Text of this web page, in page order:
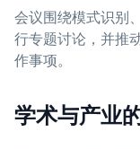
会议围绕模式识别
行专题讨论，并推
作事项。
学术与产业